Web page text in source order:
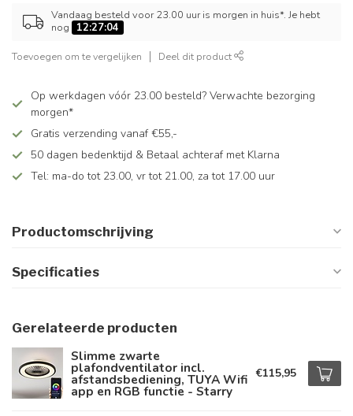
Vandaag besteld voor 23.00 uur is morgen in huis*. Je hebt
nog
12:27:03
Toevoegen om te vergelijken Deel dit product
Op werkdagen vóór 23.00 besteld? Verwachte bezorging
morgen*
Gratis verzending vanaf €55,-
50 dagen bedenktijd & Betaal achteraf met Klarna
Tel: ma-do tot 23.00, vr tot 21.00, za tot 17.00 uur
Productomschrijving
Specificaties
Gerelateerde producten
Slimme zwarte
plafondventilator incl.
afstandsbediening, TUYA Wifi
app en RGB functie - Starry
€115,95